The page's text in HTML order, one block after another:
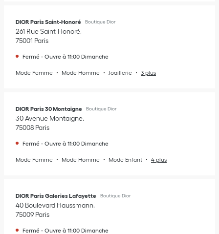
DIOR Paris Saint-Honoré Boutique Dior
261 Rue Saint-Honoré
75001 Paris
Fermé - Ouvre à 11:00 Dimanche
Mode Femme Mode Homme Joaillerie 3 plus
DIOR Paris 30 Montaigne Boutique Dior
30 Avenue Montaigne
75008 Paris
Fermé - Ouvre à 11:00 Dimanche
Mode Femme Mode Homme Mode Enfant 4 plus
DIOR Paris Galeries Lafayette Boutique Dior
40 Boulevard Haussmann
75009 Paris
Fermé - Ouvre à 11:00 Dimanche